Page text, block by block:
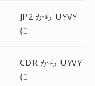
JP2 から UYVY
に
CDR から UYVY
に